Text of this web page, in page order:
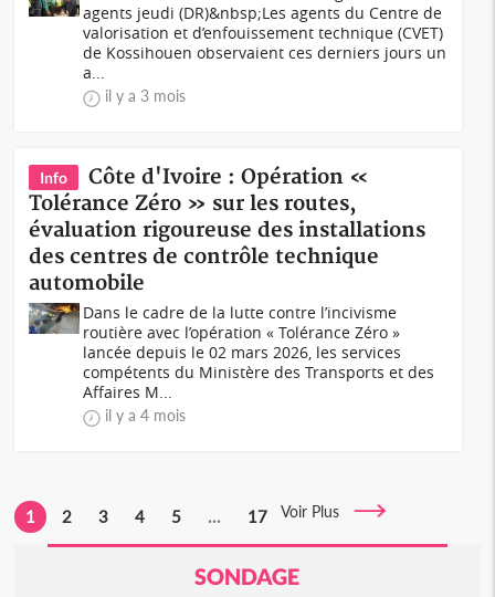
agents jeudi (DR)&nbsp;Les agents du Centre de
valorisation et d’enfouissement technique (CVET)
de Kossihouen observaient ces derniers jours un
a...
il y a 3 mois
Info
Côte d'Ivoire : Opération «
Tolérance Zéro » sur les routes,
évaluation rigoureuse des installations
des centres de contrôle technique
automobile
Dans le cadre de la lutte contre l’incivisme
routière avec l’opération « Tolérance Zéro »
lancée depuis le 02 mars 2026, les services
compétents du Ministère des Transports et des
Affaires M...
il y a 4 mois
1 2 3 4 5 ... 17 Voir Plus
SONDAGE